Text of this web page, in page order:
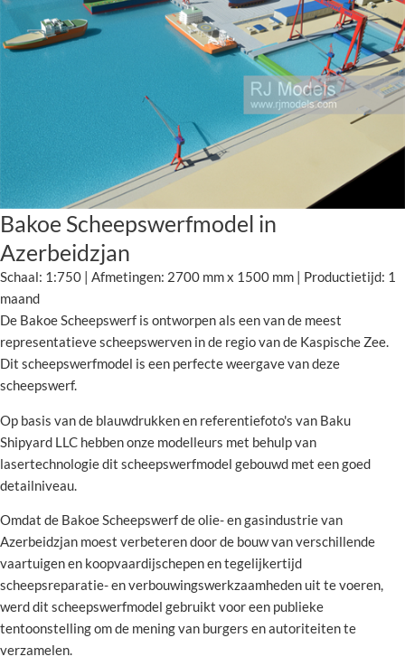
Bakoe Scheepswerfmodel in
Azerbeidzjan
Schaal: 1:750 | Afmetingen: 2700 mm x 1500 mm | Productietijd: 1
maand
De Bakoe Scheepswerf is ontworpen als een van de meest
representatieve scheepswerven in de regio van de Kaspische Zee.
Dit scheepswerfmodel is een perfecte weergave van deze
scheepswerf.
Op basis van de blauwdrukken en referentiefoto's van Baku
Shipyard LLC hebben onze modelleurs met behulp van
lasertechnologie dit scheepswerfmodel gebouwd met een goed
detailniveau.
Omdat de Bakoe Scheepswerf de olie- en gasindustrie van
Azerbeidzjan moest verbeteren door de bouw van verschillende
vaartuigen en koopvaardijschepen en tegelijkertijd
scheepsreparatie- en verbouwingswerkzaamheden uit te voeren,
werd dit scheepswerfmodel gebruikt voor een publieke
tentoonstelling om de mening van burgers en autoriteiten te
verzamelen.